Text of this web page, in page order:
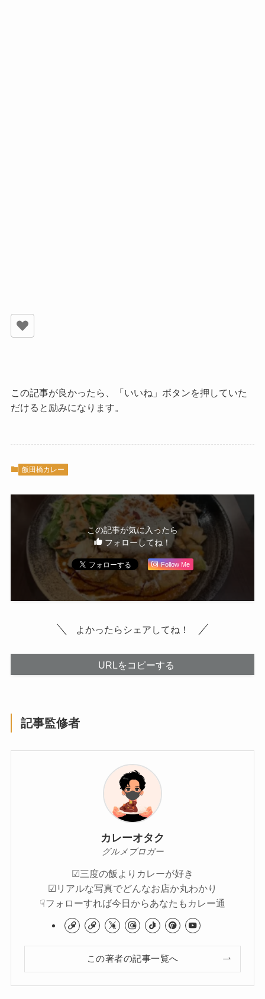
この記事が良かったら、「いいね」ボタンを押していた
だけると励みになります。
飯田橋カレー
この記事が気に入ったら
フォローしてね！
Follow Me
よかったらシェアしてね！
URLをコピーする
記事監修者
カレーオタク
グルメブロガー
☑︎三度の飯よりカレーが好き
☑︎リアルな写真でどんなお店か丸わかり
☟フォローすれば今日からあなたもカレー通
この著者の記事一覧へ